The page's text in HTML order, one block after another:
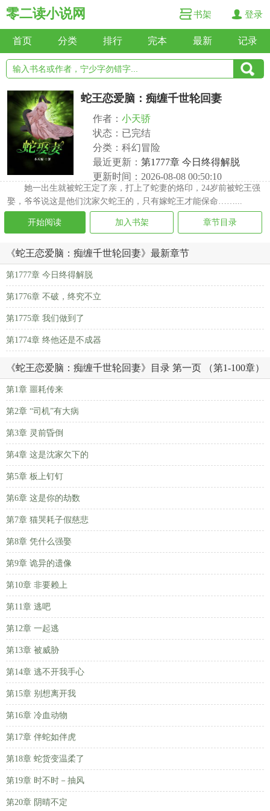
零二读小说网 书架 登录
首页 分类 排行 完本 最新 记录
蛇王恋爱脑：痴缠千世轮回妻
作者： 小天骄
状态：已完结
分类：科幻冒险
最近更新： 第1777章 今日终得解脱
更新时间：2026-08-08 00:50:10
她一出生就被蛇王定了亲，打上了蛇妻的烙印，24岁前被蛇王强
娶，爷爷说这是他们沈家欠蛇王的，只有嫁蛇王才能保命……...
开始阅读 加入书架 章节目录
《蛇王恋爱脑：痴缠千世轮回妻》最新章节
第1777章 今日终得解脱
第1776章 不破，终究不立
第1775章 我们做到了
第1774章 终他还是不成器
《蛇王恋爱脑：痴缠千世轮回妻》目录 第一页 （第1-100章）
第1章 噩耗传来
第2章 “司机”有大病
第3章 灵前昏倒
第4章 这是沈家欠下的
第5章 板上钉钉
第6章 这是你的劫数
第7章 猫哭耗子假慈悲
第8章 凭什么强娶
第9章 诡异的遗像
第10章 非要赖上
第11章 逃吧
第12章 一起逃
第13章 被威胁
第14章 逃不开我手心
第15章 别想离开我
第16章 冷血动物
第17章 伴蛇如伴虎
第18章 蛇货变温柔了
第19章 时不时－抽风
第20章 阴晴不定